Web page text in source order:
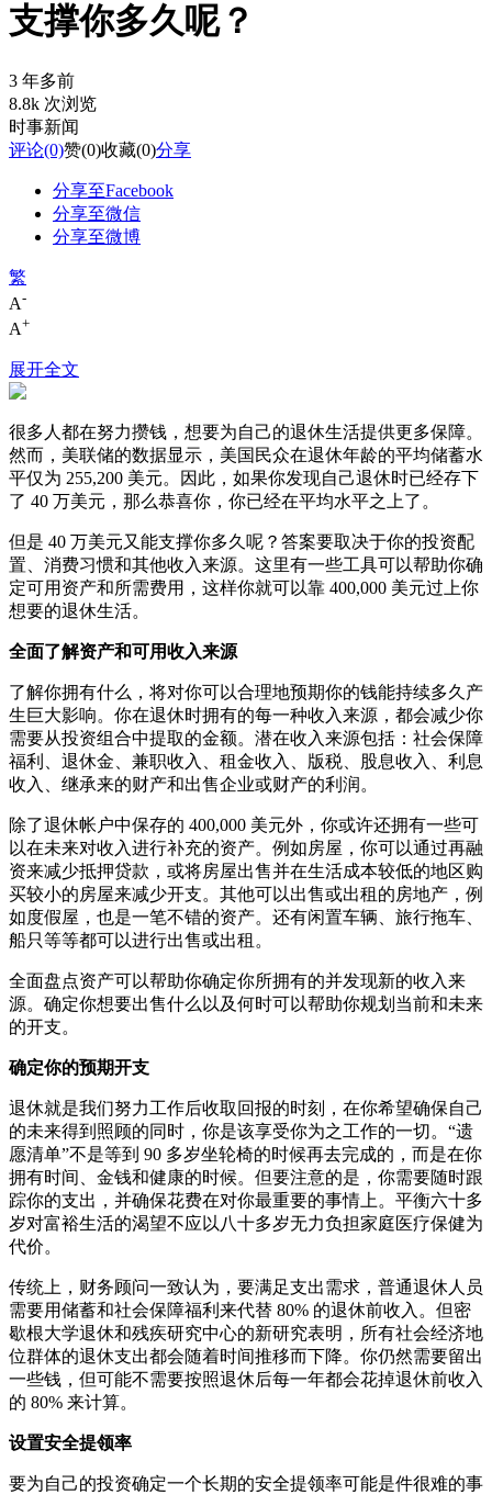
支撑你多久呢？
3 年多前
8.8k 次浏览
时事新闻
评论(0)赞(0)收藏(0)分享
分享至Facebook
分享至微信
分享至微博
繁
A-
A+
展开全文
很多人都在努力攒钱，想要为自己的退休生活提供更多保障。
然而，美联储的数据显示，美国民众在退休年龄的平均储蓄水
平仅为 255,200 美元。因此，如果你发现自己退休时已经存下
了 40 万美元，那么恭喜你，你已经在平均水平之上了。
但是 40 万美元又能支撑你多久呢？答案要取决于你的投资配
置、消费习惯和其他收入来源。这里有一些工具可以帮助你确
定可用资产和所需费用，这样你就可以靠 400,000 美元过上你
想要的退休生活。
全面了解资产和可用收入来源
了解你拥有什么，将对你可以合理地预期你的钱能持续多久产
生巨大影响。你在退休时拥有的每一种收入来源，都会减少你
需要从投资组合中提取的金额。潜在收入来源包括：社会保障
福利、退休金、兼职收入、租金收入、版税、股息收入、利息
收入、继承来的财产和出售企业或财产的利润。
除了退休帐户中保存的 400,000 美元外，你或许还拥有一些可
以在未来对收入进行补充的资产。例如房屋，你可以通过再融
资来减少抵押贷款，或将房屋出售并在生活成本较低的地区购
买较小的房屋来减少开支。其他可以出售或出租的房地产，例
如度假屋，也是一笔不错的资产。还有闲置车辆、旅行拖车、
船只等等都可以进行出售或出租。
全面盘点资产可以帮助你确定你所拥有的并发现新的收入来
源。确定你想要出售什么以及何时可以帮助你规划当前和未来
的开支。
确定你的预期开支
退休就是我们努力工作后收取回报的时刻，在你希望确保自己
的未来得到照顾的同时，你是该享受你为之工作的一切。“遗
愿清单”不是等到 90 多岁坐轮椅的时候再去完成的，而是在你
拥有时间、金钱和健康的时候。但要注意的是，你需要随时跟
踪你的支出，并确保花费在对你最重要的事情上。平衡六十多
岁对富裕生活的渴望不应以八十多岁无力负担家庭医疗保健为
代价。
传统上，财务顾问一致认为，要满足支出需求，普通退休人员
需要用储蓄和社会保障福利来代替 80% 的退休前收入。但密
歇根大学退休和残疾研究中心的新研究表明，所有社会经济地
位群体的退休支出都会随着时间推移而下降。你仍然需要留出
一些钱，但可能不需要按照退休后每一年都会花掉退休前收入
的 80% 来计算。
设置安全提领率
要为自己的投资确定一个长期的安全提领率可能是件很难的事